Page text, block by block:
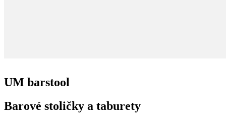
UM barstool
Barové stoličky a taburety